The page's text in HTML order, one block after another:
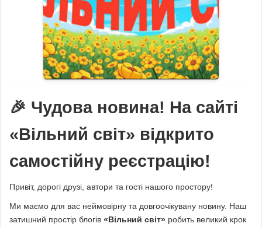
🎉 Чудова новина! На сайті
«Вільний світ» відкрито
самостійну реєстрацію!
Привіт, дорогі друзі, автори та гості нашого простору!
Ми маємо для вас неймовірну та довгоочікувану новину. Наш
затишний простір блогів «Вільний світ» робить великий крок